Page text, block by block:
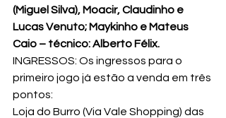
(Miguel Silva), Moacir, Claudinho e
Lucas Venuto; Maykinho e Mateus
Caio – técnico: Alberto Félix.
INGRESSOS: Os ingressos para o
primeiro jogo já estão a venda em três
pontos:
Loja do Burro (Via Vale Shopping) das